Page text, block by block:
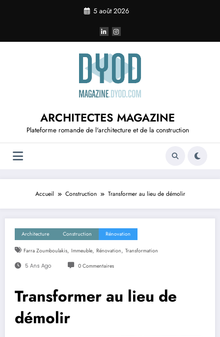
5 août 2026
ARCHITECTES MAGAZINE
Plateforme romande de l'architecture et de la construction
Accueil Construction Transformer au lieu de démolir
Architecture Construction Rénovation
Farra Zoumboulakis, Immeuble, Rénovation, Transformation
5 Ans Ago 0 Commentaires
Transformer au lieu de
démolir